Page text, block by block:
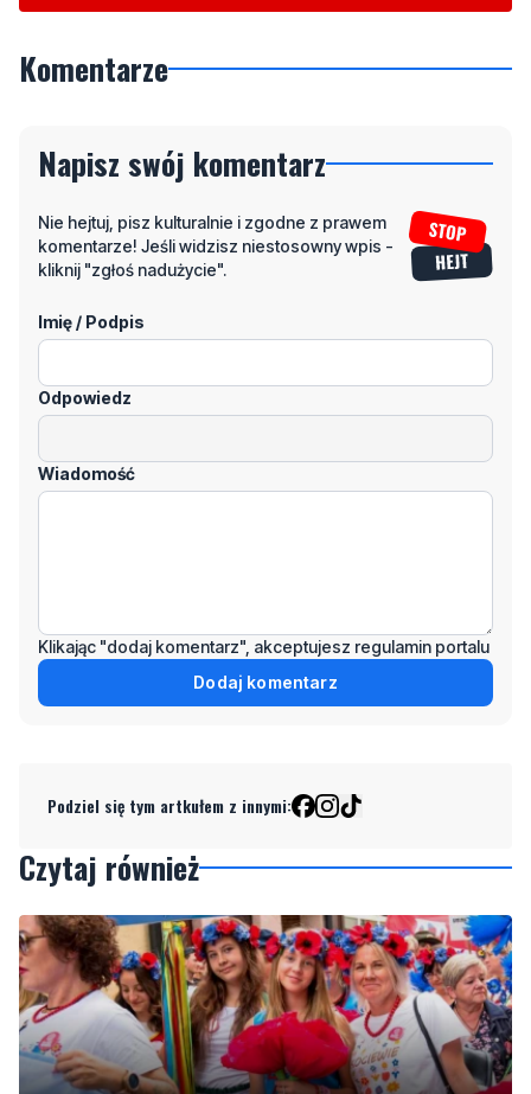
Komentarze
Napisz swój komentarz
Nie hejtuj, pisz kulturalnie i zgodne z prawem
komentarze! Jeśli widzisz niestosowny wpis -
kliknij "zgłoś nadużycie".
Imię / Podpis
Odpowiedz
Wiadomość
Klikając "dodaj komentarz", akceptujesz regulamin portalu
Dodaj komentarz
Podziel się tym artkułem z innymi:
Czytaj również